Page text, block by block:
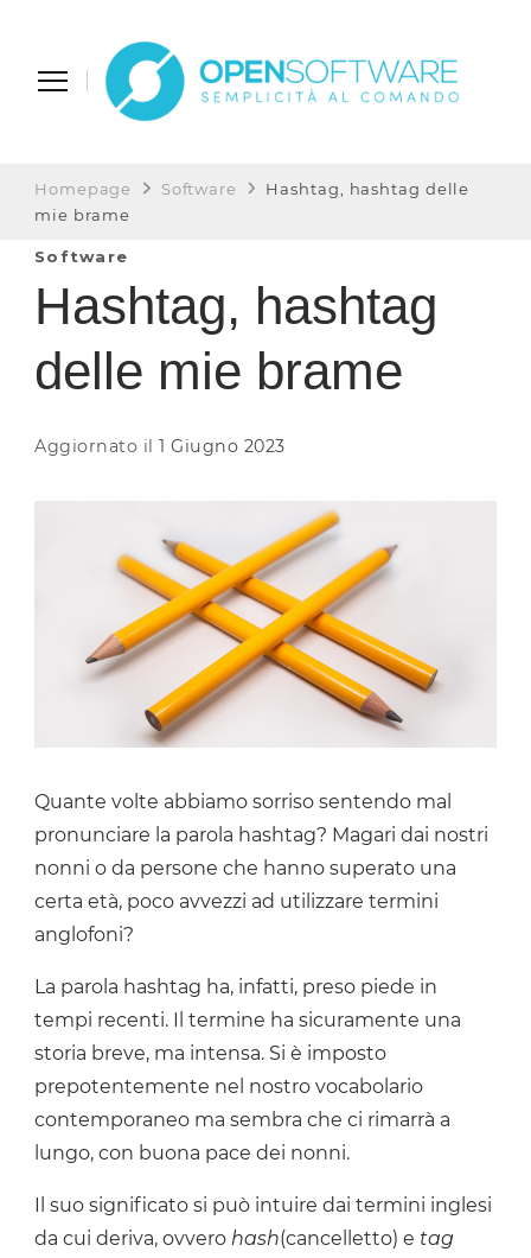
Homepage Software
Hashtag, hashtag delle
mie brame
Software
Hashtag, hashtag
delle mie brame
Aggiornato il 1 Giugno 2023
Quante volte abbiamo sorriso sentendo mal
pronunciare la parola hashtag? Magari dai nostri
nonni o da persone che hanno superato una
certa età, poco avvezzi ad utilizzare termini
anglofoni?
La parola hashtag ha, infatti, preso piede in
tempi recenti. Il termine ha sicuramente una
storia breve, ma intensa. Si è imposto
prepotentemente nel nostro vocabolario
contemporaneo ma sembra che ci rimarrà a
lungo, con buona pace dei nonni.
Il suo significato si può intuire dai termini inglesi
da cui deriva, ovvero hash(cancelletto) e tag